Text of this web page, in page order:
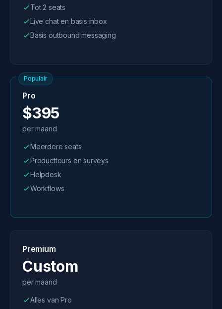
Tot 2 seats
Live chat en basis inbox
Basis outbound messaging
Populair
Pro
$395
per maand
Meerdere seats
Producttours en surveys
Helpdesk
Workflows
Premium
Custom
per maand
Alles van Pro